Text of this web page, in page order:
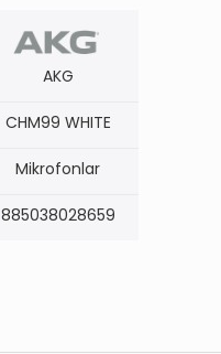
AKG
CHM99 WHITE
Mikrofonlar
885038028659